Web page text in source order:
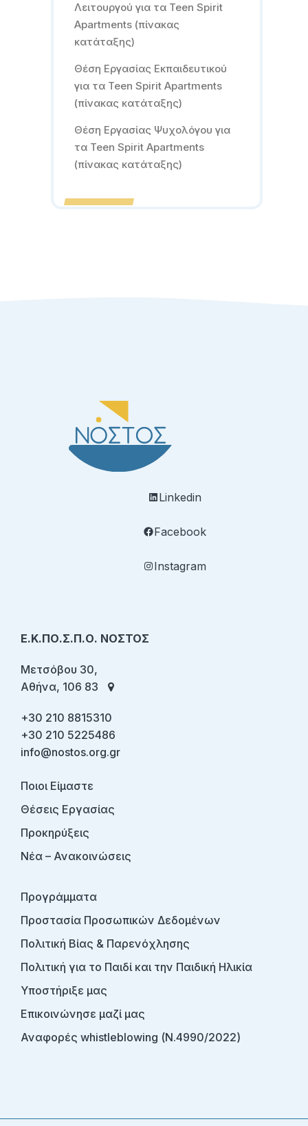
Λειτουργού για τα Teen Spirit
Apartments (πίνακας
κατάταξης)
Θέση Εργασίας Εκπαιδευτικού
για τα Teen Spirit Apartments
(πίνακας κατάταξης)
Θέση Εργασίας Ψυχολόγου για
τα Teen Spirit Apartments
(πίνακας κατάταξης)
Linkedin
Facebook
Instagram
Ε.Κ.ΠΟ.Σ.Π.Ο. ΝΟΣΤΟΣ
Μετσόβου 30,
Αθήνα, 106 83
+30 210 8815310
+30 210 5225486
info@nostos.org.gr
Ποιοι Είμαστε
Θέσεις Εργασίας
Προκηρύξεις
Νέα – Ανακοινώσεις
Προγράμματα
Προστασία Προσωπικών Δεδομένων
Πολιτική Βίας & Παρενόχλησης
Πολιτική για το Παιδί και την Παιδική Ηλικία
Υποστήριξε μας
Επικοινώνησε μαζί μας
Αναφορές whistleblowing (Ν.4990/2022)